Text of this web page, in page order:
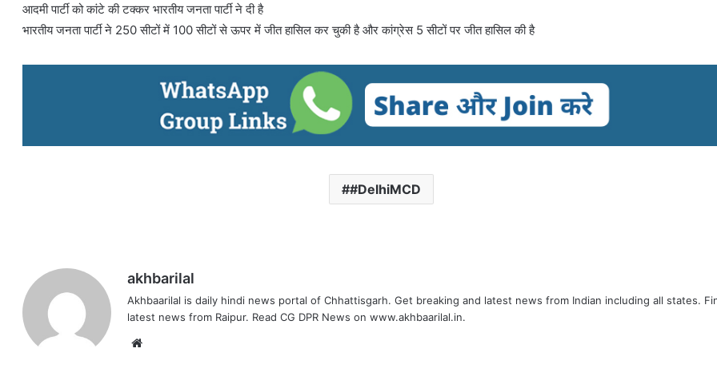
आदमी पार्टी को कांटे की टक्कर भारतीय जनता पार्टी ने दी है
भारतीय जनता पार्टी ने 250 सीटों में 100 सीटों से ऊपर में जीत हासिल कर चुकी है और कांग्रेस 5 सीटों पर जीत हासिल की है
#DelhiMCD
akhbarilal
Akhbaarilal is daily hindi news portal of Chhattisgarh. Get breaking and latest news from Indian including all states.
latest news from Raipur. Read CG DPR News on www.akhbaarilal.in.